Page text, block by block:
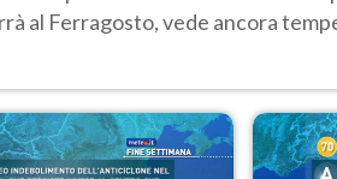
al Ferragosto, vede ancora